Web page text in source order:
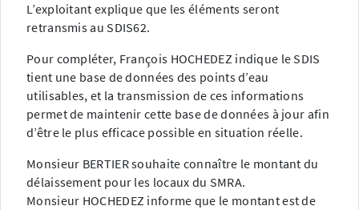
L’exploitant explique que les éléments seront
retransmis au SDIS62.
Pour compléter, François HOCHEDEZ indique le SDIS
tient une base de données des points d’eau
utilisables, et la transmission de ces informations
permet de maintenir cette base de données à jour afin
d’être le plus efficace possible en situation réelle.
Monsieur BERTIER souhaite connaître le montant du
délaissement pour les locaux du SMRA.
Monsieur HOCHEDEZ informe que le montant est de